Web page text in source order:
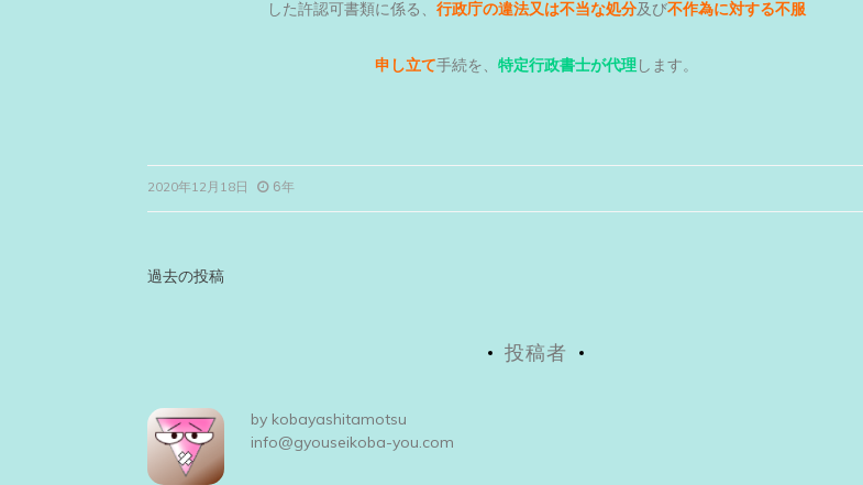
した許認可書類に係る、 行政庁の違法又は不当な処分及び不作為に対する不服
申し立て手続を、 特定行政書士が代理します。
2020年12月18日 6年
投
ビ
ゲ
過去の投稿
投稿者
by kobayashitamotsu
info@gyouseikoba-you.com